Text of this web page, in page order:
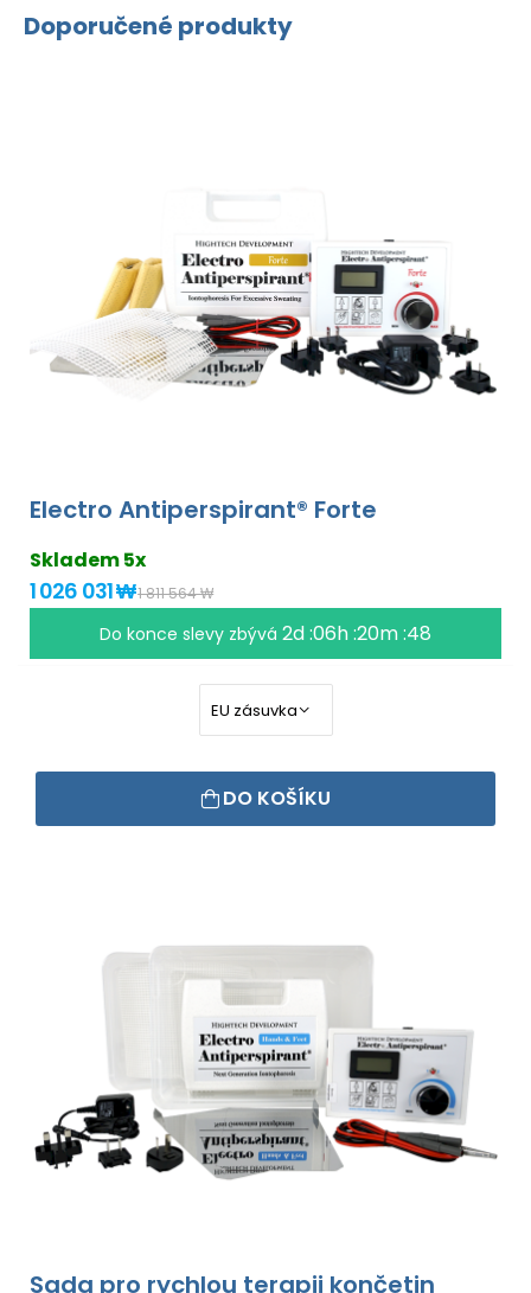
Doporučené produkty
Electro Antiperspirant® Forte
Skladem 5x
1 026 031 ₩1 811 564 ₩
Do konce slevy zbývá 2d :06h :20m :48
DO KOŠÍKU
Sada pro rychlou terapii končetin